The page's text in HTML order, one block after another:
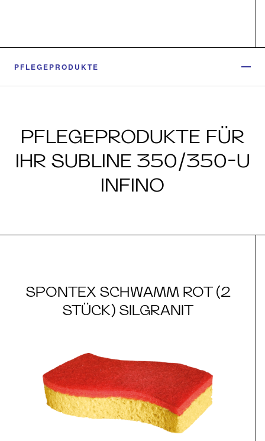
PFLEGEPRODUKTE
PFLEGEPRODUKTE FÜR
IHR SUBLINE 350/350-U
INFINO
SPONTEX SCHWAMM ROT (2
STÜCK) SILGRANIT